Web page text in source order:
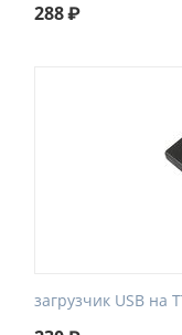
288₽
загрузчик USB на